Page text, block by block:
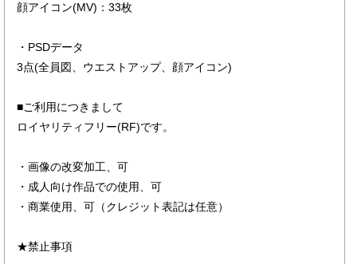
顔アイコン(MV)：33枚
・PSDデータ
3点(全員図、ウエストアップ、顔アイコン)
■ご利用につきまして
ロイヤリティフリー(RF)です。
・画像の改変加工、可
・成人向け作品での使用、可
・商業使用、可（クレジット表記は任意）
★禁止事項